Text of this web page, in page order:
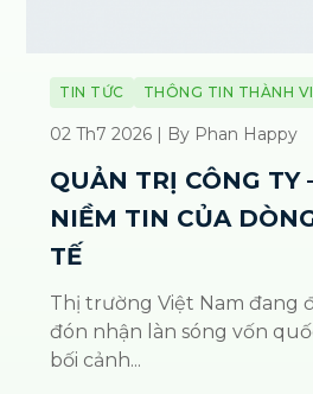
TIN TỨC THÔNG TIN THÀNH
02 Th7 2026 | By Phan Happy
QUẢN TRỊ CÔNG
NIỀM TIN CỦA
TẾ
Thị trường Việt Nam đang
đón nhận làn sóng vốn
bối cảnh...